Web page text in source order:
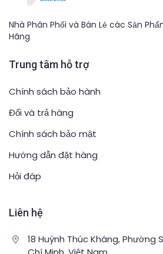
Nhà Phân Phối và Bán Lẻ các Sản
Hãng
Trung tâm hỗ trợ
Chính sách bảo hành
Đổi và trả hàng
Chính sách bảo mật
Hướng dẫn đặt hàng
Hỏi đáp
Liên hệ
18 Huỳnh Thúc Kháng, Phường